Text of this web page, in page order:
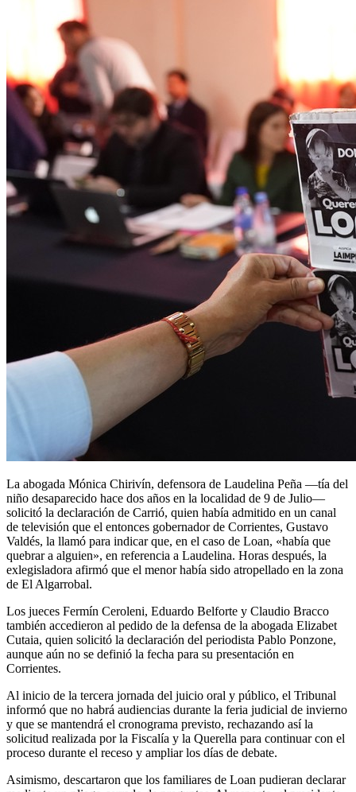
La abogada Mónica Chirivín, defensora de Laudelina Peña —tía del
niño desaparecido hace dos años en la localidad de 9 de Julio—
solicitó la declaración de Carrió, quien había admitido en un canal
de televisión que el entonces gobernador de Corrientes, Gustavo
Valdés, la llamó para indicar que, en el caso de Loan, «había que
quebrar a alguien», en referencia a Laudelina. Horas después, la
exlegisladora afirmó que el menor había sido atropellado en la zona
de El Algarrobal.
Los jueces Fermín Ceroleni, Eduardo Belforte y Claudio Bracco
también accedieron al pedido de la defensa de la abogada Elizabet
Cutaia, quien solicitó la declaración del periodista Pablo Ponzone,
aunque aún no se definió la fecha para su presentación en
Corrientes.
Al inicio de la tercera jornada del juicio oral y público, el Tribunal
informó que no habrá audiencias durante la feria judicial de invierno
y que se mantendrá el cronograma previsto, rechazando así la
solicitud realizada por la Fiscalía y la Querella para continuar con el
proceso durante el receso y ampliar los días de debate.
Asimismo, descartaron que los familiares de Loan pudieran declarar